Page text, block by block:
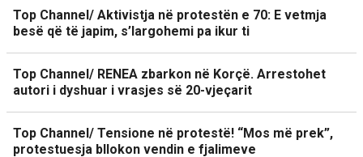
Top Channel/ Aktivistja në protestën e 70: E vetmja
besë që të japim, s’largohemi pa ikur ti
Top Channel/ RENEA zbarkon në Korçë. Arrestohet
autori i dyshuar i vrasjes së 20-vjeçarit
Top Channel/ Tensione në protestë! “Mos më prek”,
protestuesja bllokon vendin e fjalimeve